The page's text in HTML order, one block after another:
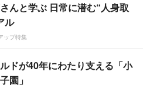
んと学ぶ 日常に潜む“人身取
ル
ップ特集
ドが40年にわたり支える「小
園」